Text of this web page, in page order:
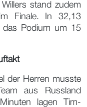
stand zudem
Finale. In 32,13
das Podium um 15
der Herren musste
aus Russland
lagen Tim-